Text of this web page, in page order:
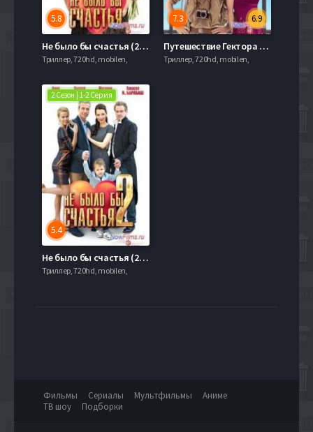
5.8
Не было бы счастья (2012) 1 Сезон
Триллер, 720hd, mobilen,
6.9
7.3
Путешествие Гектора в поисках счастья (2014)
Триллер, 720hd, mobilen,
2 Сезон | 1-2 Серия
5.4
Не было бы счастья (2014) 2 сезон
Триллер, 720hd, mobilen,
Фильмы Сериалы Мультфильмы
Аниме
ТВ шоу
Подборки